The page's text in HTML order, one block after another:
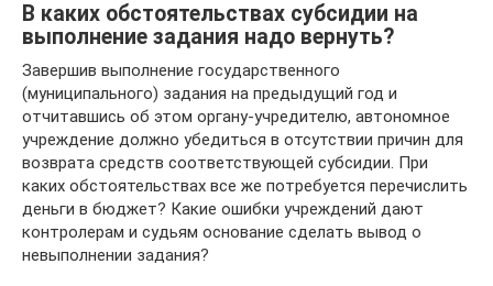
В каких обстоятельствах субсидии на
выполнение задания надо вернуть?
Завершив выполнение государственного
(муниципального) задания на предыдущий год и
отчитавшись об этом органу-учредителю, автономное
учреждение должно убедиться в отсутствии причин для
возврата средств соответствующей субсидии. При
каких обстоятельствах все же потребуется перечислить
деньги в бюджет? Какие ошибки учреждений дают
контролерам и судьям основание сделать вывод о
невыполнении задания?